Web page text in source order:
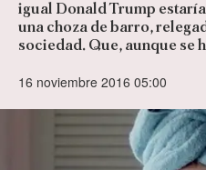
igual Donald Trump
una choza de barro,
sociedad. Que, aunque se
16 noviembre 2016 05:00